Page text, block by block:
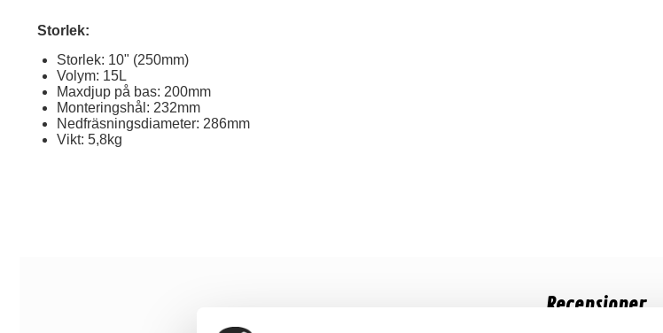
Storlek:
Storlek: 10" (250mm)
Volym: 15L
Maxdjup på bas: 200mm
Monteringshål: 232mm
Nedfräsningsdiameter: 286mm
Vikt: 5,8kg
Recensioner